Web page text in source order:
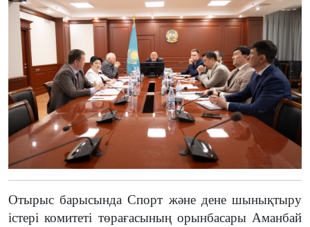
Отырыс барысында Спорт және дене шынықтыру
істері комитеті төрағасының орынбасары Аманбай